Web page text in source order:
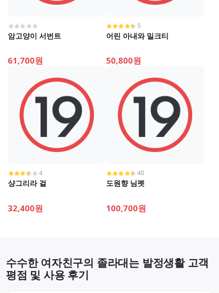
암고양이 서번트
61,700원
5
어린 아내와 밀크티
50,800원
4
샹그리라 걸
32,400원
40
도원향 님펫
100,700원
수수한 여자친구의 졸라대는 발정생활 고객
평점 및 사용 후기